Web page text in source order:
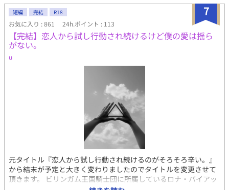
に必死に耐える中、新しい命を授かり希望を見出したルディアだ
ったが、日に日に苛烈さを増すオディーヌの虐めに、とうとう耐
えきれなくなったルディアは、湖に身を投げてしまう。 冷たい湖
に沈んでいくルディア。 静かに湖の底で息絶えてしまったルディ
アに、どこからか不思議な声が聞こえてくる。 『ルディア、辛か
ったね。ねえ、君がいなくなった後の公爵家がどうなるか見てご
らん。そしてもう一度、自分で選ぶんだ』 誰⋯？ 何を選ぶの⋯？
されていた。 後悔する寡黙な公爵フィンセントと、運命に翻弄さ
れる男爵ルディア。ルディアを密かに想う親友アイクも絡み、そ
れぞれのハッピーエンドへと向かう。 男性妊娠可能な世界です。
主人公が虐められるのを書くのは胸が痛みますが、最後は幸せに
したいです。 Rシーンは話の流れで触れる程度ですが、一応※付
けます。 2~3日に1話更新する予定ですが、筆の進みが悪い時は不
定期になるかもしれません。(¯―¯٥) なにぶん素人の趣味で書い
ておりますので、気長に待って頂けたらと思います。 ※画像は
picrewさんよりお借りしました。 Xアカウント(@wawawa_o_o_)
7
短編 完結 R18
お気に入り : 861 24h.ポイント : 113
【完結】恋人から試し行動され続けるけど僕の愛は揺ら
がない。
u
元タイトル『恋人から試し行動され続けるのがそろそろ辛い。』
から結末が予定と大きく変わりましたのでタイトルを変更させて
頂きます。 ビリンガム王国騎士団に所属しているロナ・バイアッ